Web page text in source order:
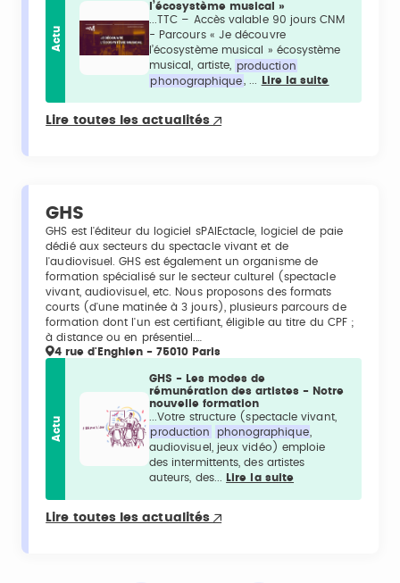
Actu
l’écosystème musical »
...TTC – Accès valable 90 jours CNM
- Parcours « Je découvre
l’écosystème musical » écosystème
musical, artiste,
production
phonographique
Lire la suite
Lire toutes les actualités
GHS
GHS est l'éditeur du logiciel sPAIEctacle, logiciel de paie
dédié aux secteurs du spectacle vivant et de
l'audiovisuel. GHS est également un organisme de
formation spécialisé sur le secteur culturel (spectacle
vivant, audiovisuel, etc. Nous proposons des formats
courts (d'une matinée à 3 jours), plusieurs parcours de
formation dont l'un est certifiant, éligible au titre du CPF ;
à distance ou en présentiel.…
4 rue d'Enghien - 75010 Paris
Actu
GHS - Les modes de
rémunération des artistes - Notre
nouvelle formation
...Votre structure (spectacle vivant,
production
phonographique
audiovisuel, jeux vidéo) emploie
des intermittents, des artistes
auteurs, des...
Lire la suite
Lire toutes les actualités